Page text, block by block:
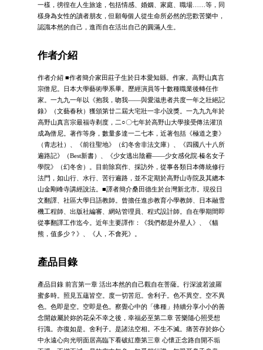
一樣，徬徨在人生旅途，包括情感、婚姻、家庭、職場……等，同
樣身為女性的讀者朋友，但願每個人從生命所必然的悲歡苦樂中，
認識本然的自己，進而自在活出自己的圓滿人生。
作者介紹
作者介紹 ■作者簡介家田莊子生於日本愛知縣。作家。高野山真言
宗僧尼。日本大學藝術學系畢。歷經演員等十數種職業後轉任作
家。一九九一年以《抱我，吻我——與愛滋患者共度一年之壯絕記
錄》（文藝春秋）獲頒第廿二屆大宅壯一非小說獎。一九九九年於
高野山真言宗最福寺剃度，二○〇七年於高野山大學接受傳法灌頂
成為僧尼。著作等身，數量多達一二七本，近著包括《極道之妻》
（青志社）、《前往聖地》（幻冬舍非法文庫）、《四國八十八所
遍路記》（Best新書）、《少女逃出陰霾——少女感化院‧榛名女子
學院》（幻冬舍）。目前除寫作、採訪外，從事各類日本傳統修行
法門，如山行、水行、苦行遍路，並不定期於高野山寺院及其總本
山金剛峰寺講經說法。■譯者簡介桑田德生於台灣新北市。現役日
文翻譯、社區大學日語教師。曾擔任進步教育小學教師、日本融雪
機工程師、出版社編審、網站管理員、程式設計師。自在學期間即
從事翻譯工作迄今。近年主要譯作：《我們都是外星人》、《貓
熊，值多少？》、《人，不會死》。
產品目錄
產品目錄 前言第一章 活出本然的自己觀自在菩薩。行深波若波羅
蜜多時。照見五蘊皆空。度一切苦厄。舍利子。色不異空。空不異
色。色即是空。空即是色。察覺心中的「佛種」持續分享小小的善
念開啟屬於妳的花朵不幸之後，幸福必至第二章 苦樂隨心照受想
行識。亦復如是。舍利子。是諸法空相。不生不滅。痛苦存於妳心
中永遠心向光明面居高臨下看破紅塵第三章 心懷正念路自開不垢